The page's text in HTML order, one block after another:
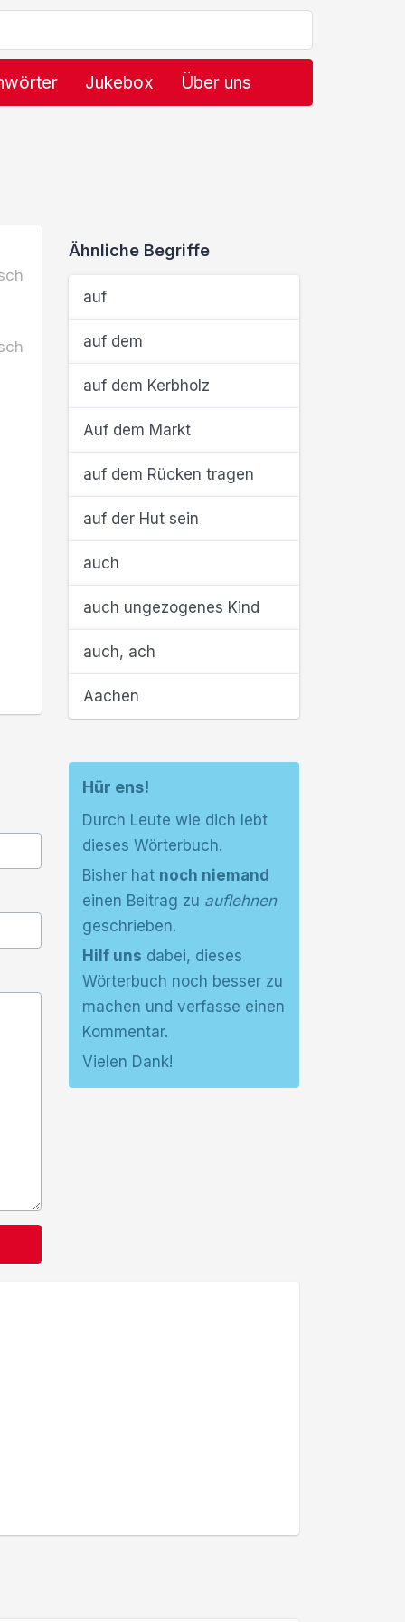
Jukebox Über uns
Ähnliche Begriffe
auf
auf dem
auf dem Kerbholz
Auf dem Markt
auf dem Rücken tragen
auf der Hut sein
auch
auch ungezogenes Kind
auch, ach
Aachen
Hür ens!
Durch Leute wie dich lebt
dieses Wörterbuch.
Bisher hat noch niemand
einen Beitrag zu auflehnen
geschrieben.
Hilf uns dabei, dieses
Wörterbuch noch besser zu
machen und verfasse einen
Kommentar.
Vielen Dank!